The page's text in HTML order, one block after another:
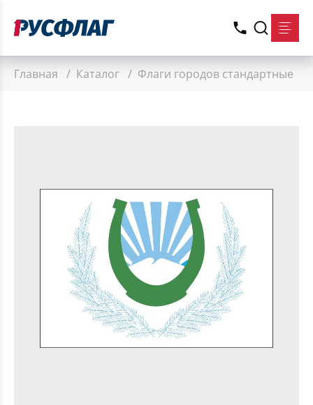
Главная / Каталог / Флаги городов стандартные